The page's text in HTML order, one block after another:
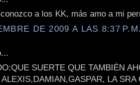
a los KK, más amo a mi
DE 2009 A LAS 8:37
SUERTE QUE TAMBIÉN
LA SRA